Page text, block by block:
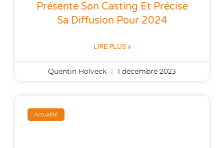
Présente Son Casting Et Précise
Sa Diffusion Pour 2024
LIRE PLUS »
Quentin Holveck 1 décembre 2023
Actualité